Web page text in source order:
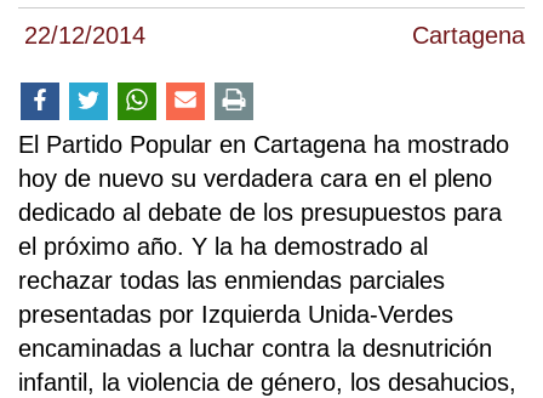
22/12/2014 Cartagena
El Partido Popular en Cartagena ha mostrado
hoy de nuevo su verdadera cara en el pleno
dedicado al debate de los presupuestos para
el próximo año. Y la ha demostrado al
rechazar todas las enmiendas parciales
presentadas por Izquierda Unida-Verdes
encaminadas a luchar contra la desnutrición
infantil, la violencia de género, los desahucios,